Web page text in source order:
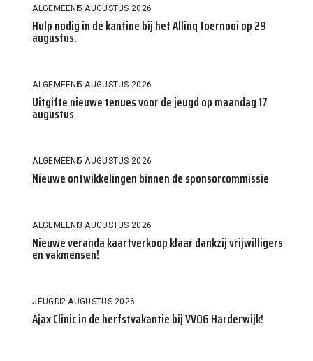
ALGEMEEN5 AUGUSTUS 2026
Hulp nodig in de kantine bij het Allinq toernooi op 29
augustus.
ALGEMEEN5 AUGUSTUS 2026
Uitgifte nieuwe tenues voor de jeugd op maandag 17
augustus
ALGEMEEN5 AUGUSTUS 2026
Nieuwe ontwikkelingen binnen de sponsorcommissie
ALGEMEEN3 AUGUSTUS 2026
Nieuwe veranda kaartverkoop klaar dankzij vrijwilligers
en vakmensen!
JEUGD2 AUGUSTUS 2026
Ajax Clinic in de herfstvakantie bij VVOG Harderwijk!